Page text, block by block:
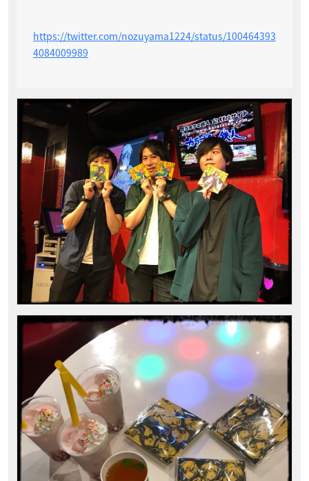
https://twitter.com/nozuyama1224/status/100464393
4084009989